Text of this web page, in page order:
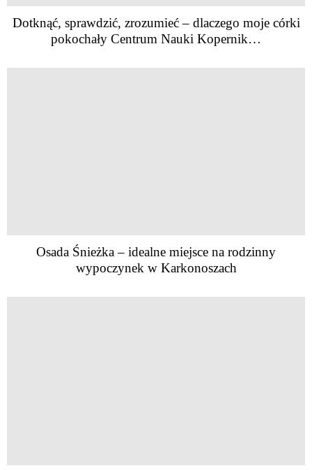
Dotknąć, sprawdzić, zrozumieć – dlaczego moje córki
pokochały Centrum Nauki Kopernik…
Osada Śnieżka – idealne miejsce na rodzinny
wypoczynek w Karkonoszach